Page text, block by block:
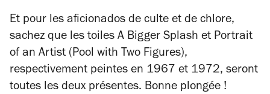
Et pour les aficionados de culte et de chlore,
sachez que les toiles A Bigger Splash et Portrait
of an Artist (Pool with Two Figures),
respectivement peintes en 1967 et 1972, seront
toutes les deux présentes. Bonne plongée !